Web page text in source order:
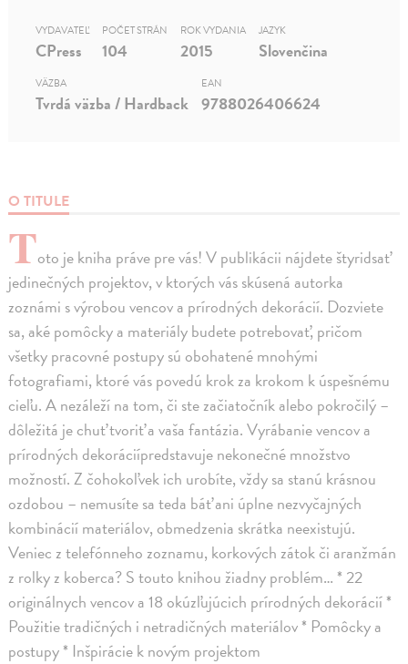
O TITULE
Toto je kniha práve pre vás! V publikácii nájdete štyridsať
jedinečných projektov, v ktorých vás skúsená autorka
zoznámi s výrobou vencov a prírodných dekorácií. Dozviete
sa, aké pomôcky a materiály budete potrebovať, pričom
všetky pracovné postupy sú obohatené mnohými
fotografiami, ktoré vás povedú krok za krokom k úspešnému
cieľu. A nezáleží na tom, či ste začiatočník alebo pokročilý –
dôležitá je chuť tvoriť a vaša fantázia. Vyrábanie vencov a
prírodných dekoráciípredstavuje nekonečné množstvo
možností. Z čohokoľvek ich urobíte, vždy sa stanú krásnou
ozdobou – nemusíte sa teda báť ani úplne nezvyčajných
kombinácií materiálov, obmedzenia skrátka neexistujú.
Veniec z telefónneho zoznamu, korkových zátok či aranžmán
z rolky z koberca? S touto knihou žiadny problém… * 22
originálnych vencov a 18 okúzľujúcich prírodných dekorácií *
Použitie tradičných i netradičných materiálov * Pomôcky a
postupy * Inšpirácie k novým projektom
VYDAVATEĽ
CPress
POČET STRÁN
104
ROK VYDANIA
2015
JAZYK
Slovenčina
VÄZBA
Tvrdá väzba / Hardback
EAN
9788026406624